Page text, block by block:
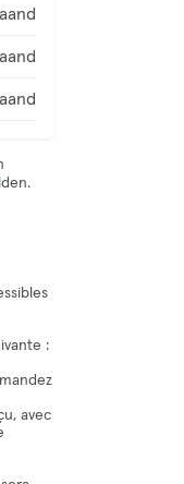
:
avec